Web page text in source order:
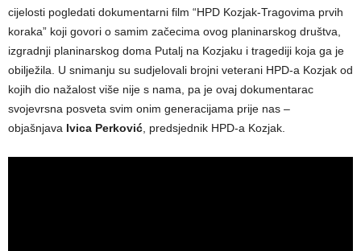
cijelosti pogledati dokumentarni film “HPD Kozjak-Tragovima prvih
koraka” koji govori o samim začecima ovog planinarskog društva,
izgradnji planinarskog doma Putalj na Kozjaku i tragediji koja ga je
obilježila. U snimanju su sudjelovali brojni veterani HPD-a Kozjak od
kojih dio nažalost više nije s nama, pa je ovaj dokumentarac
svojevrsna posveta svim onim generacijama prije nas –
objašnjava Ivica Perković , predsjednik HPD-a Kozjak.